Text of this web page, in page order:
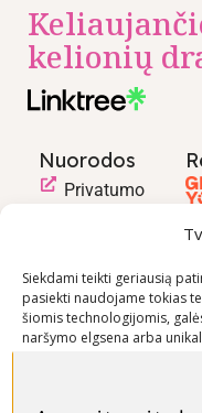
Siekdami teikti geriausią
pasiekti naudojame tokias
šiomis technologijomis,
naršymo elgsena arba
kelionių
Nuorodos
Privatumo
pirkimo –
pardavimo
taisyklės